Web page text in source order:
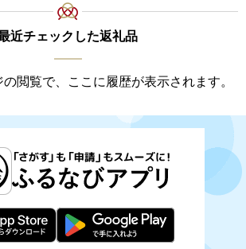
近チェックした返礼品
閲覧で、ここに履歴が表示されます。